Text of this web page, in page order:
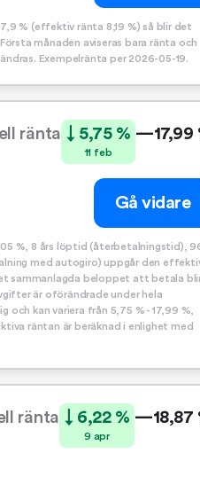
% (effektiv ränta 8,19 %) så blir det
månaden aviseras bara ränta och
Exempelränta per 2026-05-19.
ränta ↓ 5,75 %
11 feb
—17,99
Gå vidare
%, 8 års löptid (återbetalningstid),
med autogiro) uppgår den
sammanlagda beloppet att betala
är oförändrade under hela
kan variera från 5,75 % - 17,99 %,
räntan är beräknad i enlighet med
ränta ↓ 6,22 %
9 apr
—18,87